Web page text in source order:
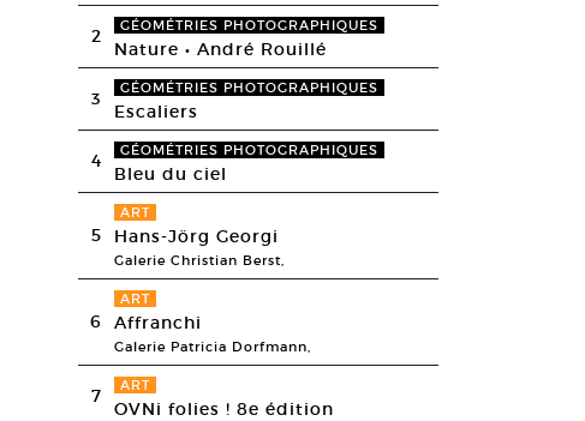
2 GÉOMÉTRIES PHOTOGRAPHIQUES
Nature • André Rouillé
3 GÉOMÉTRIES PHOTOGRAPHIQUES
Escaliers
4 GÉOMÉTRIES PHOTOGRAPHIQUES
Bleu du ciel
5
ART
Hans-Jörg Georgi
Galerie Christian Berst,
6
ART
Affranchi
Galerie Patricia Dorfmann,
7 ART
OVNi folies ! 8e édition